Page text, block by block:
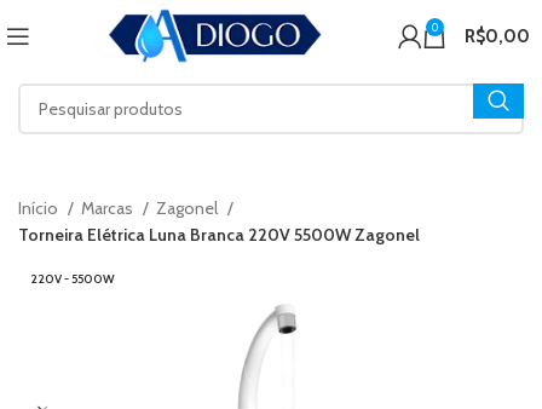
0 R$0,00
Início Marcas
Zagonel
Torneira Elétrica Luna Branca 220V 5500W Zagonel
220V - 5500W